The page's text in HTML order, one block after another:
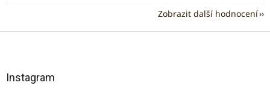
Zobrazit další hodnocení
Instagram